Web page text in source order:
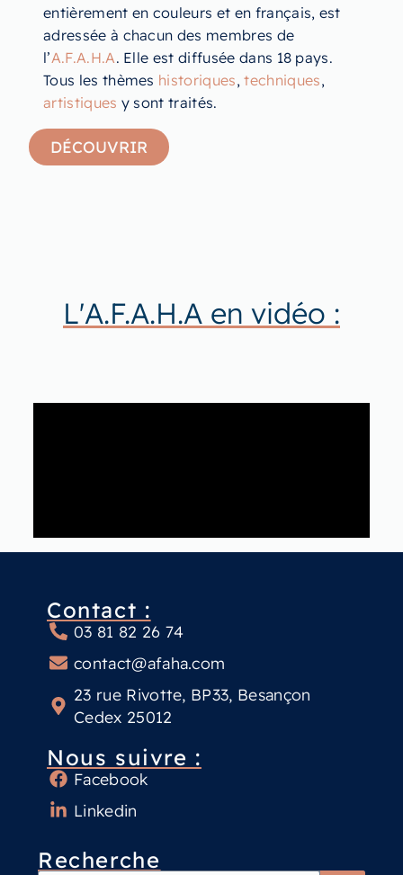
entièrement en couleurs et en français, est
adressée à chacun des membres de
l’A.F.A.H.A. Elle est diffusée dans 18 pays.
Tous les thèmes historiques,techniques,
artistiques y sont traités.
DÉCOUVRIR
L'A.F.A.H.A en vidéo :
Recherche
Contact :
03 81 82 26 74
contact@afaha.com
23 rue Rivotte, BP33, Besançon
Cedex 25012
Nous suivre :
Facebook
Linkedin